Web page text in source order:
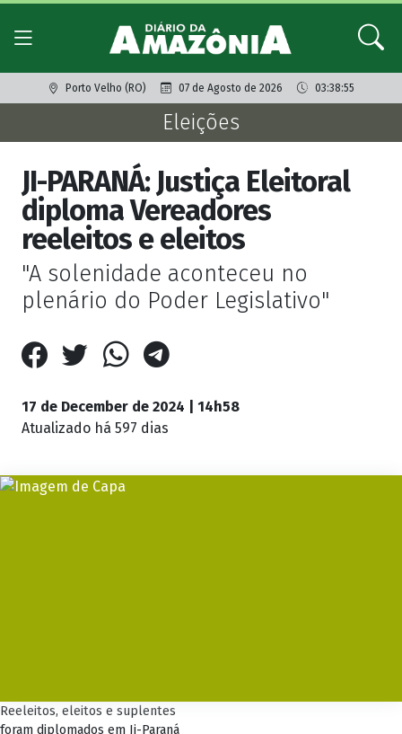
Porto Velho (RO) 07 de Agosto de 2026 03:38:55
Eleições
JI-PARANÁ: Justiça Eleitoral
diploma Vereadores
reeleitos e eleitos
"A solenidade aconteceu no
plenário do Poder Legislativo"
17 de December de 2024 | 14h58
Atualizado há 597 dias
Reeleitos, eleitos e suplentes
foram diplomados em Ji-Paraná